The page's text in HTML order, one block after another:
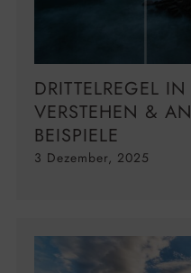
DRITTELREGEL
VERSTEHEN &
BEISPIELE
3 Dezember, 2025